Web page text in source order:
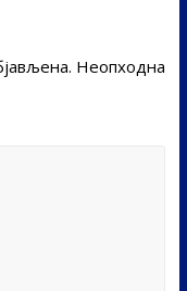
Неопходна